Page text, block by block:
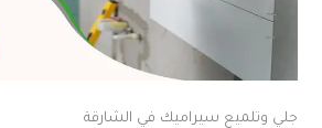
جلي وتلميع سيراميك في الشارقة